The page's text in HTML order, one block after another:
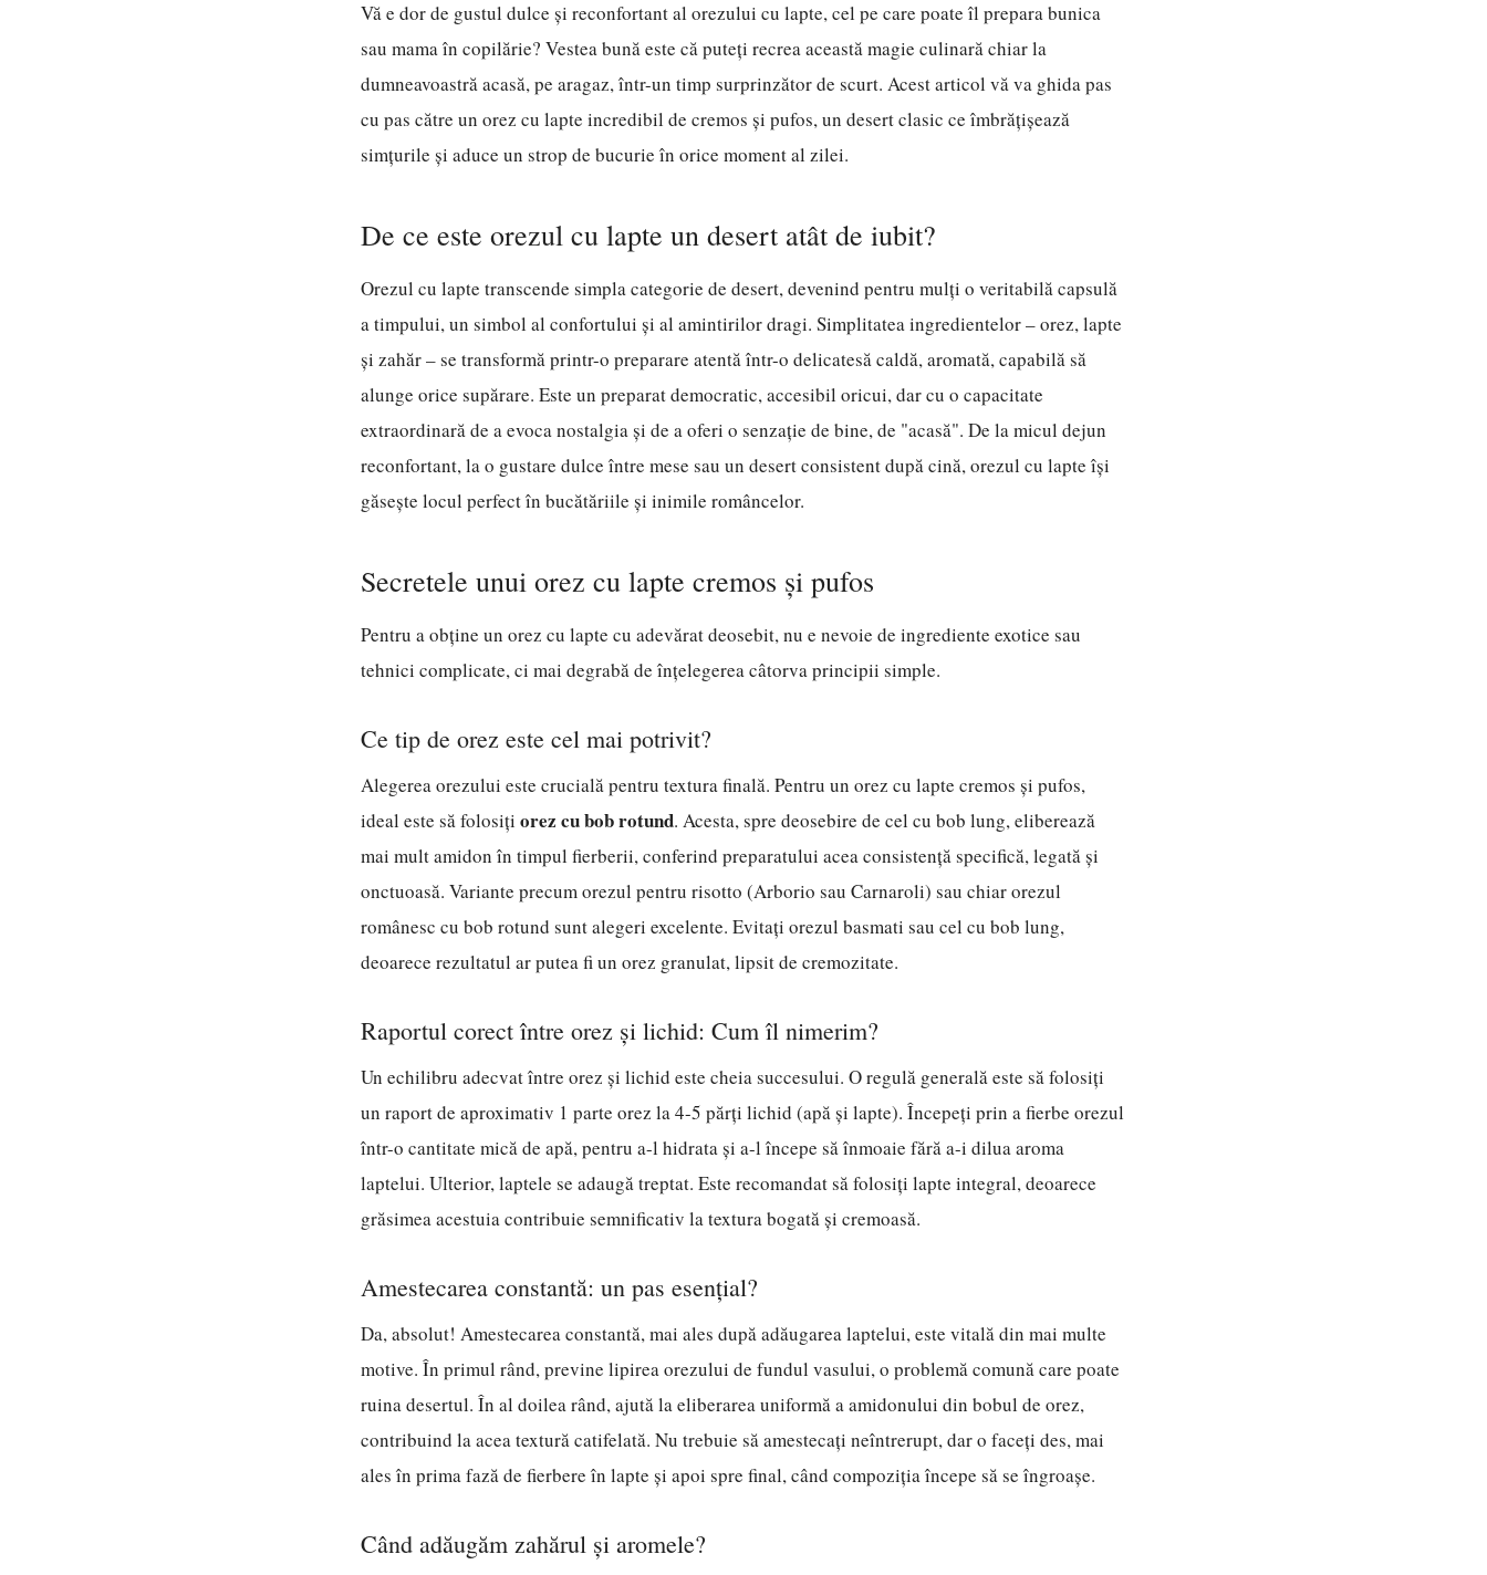
Vă e dor de gustul dulce și reconfortant al orezului cu lapte, cel pe care poate îl prepara bunica
sau mama în copilărie? Vestea bună este că puteți recrea această magie culinară chiar la
dumneavoastră acasă, pe aragaz, într-un timp surprinzător de scurt. Acest articol vă va ghida pas
cu pas către un orez cu lapte incredibil de cremos și pufos, un desert clasic ce îmbrățișează
simțurile și aduce un strop de bucurie în orice moment al zilei.
De ce este orezul cu lapte un desert atât de iubit?
Orezul cu lapte transcende simpla categorie de desert, devenind pentru mulți o veritabilă capsulă
a timpului, un simbol al confortului și al amintirilor dragi. Simplitatea ingredientelor – orez, lapte
și zahăr – se transformă printr-o preparare atentă într-o delicatesă caldă, aromată, capabilă să
alunge orice supărare. Este un preparat democratic, accesibil oricui, dar cu o capacitate
extraordinară de a evoca nostalgia și de a oferi o senzație de bine, de "acasă". De la micul dejun
reconfortant, la o gustare dulce între mese sau un desert consistent după cină, orezul cu lapte își
găsește locul perfect în bucătăriile și inimile româncelor.
Secretele unui orez cu lapte cremos și pufos
Pentru a obține un orez cu lapte cu adevărat deosebit, nu e nevoie de ingrediente exotice sau
tehnici complicate, ci mai degrabă de înțelegerea câtorva principii simple.
Ce tip de orez este cel mai potrivit?
Alegerea orezului este crucială pentru textura finală. Pentru un orez cu lapte cremos și pufos,
ideal este să folosiți orez cu bob rotund. Acesta, spre deosebire de cel cu bob lung, eliberează
mai mult amidon în timpul fierberii, conferind preparatului acea consistență specifică, legată și
onctuoasă. Variante precum orezul pentru risotto (Arborio sau Carnaroli) sau chiar orezul
românesc cu bob rotund sunt alegeri excelente. Evitați orezul basmati sau cel cu bob lung,
deoarece rezultatul ar putea fi un orez granulat, lipsit de cremozitate.
Raportul corect între orez și lichid: Cum îl nimerim?
Un echilibru adecvat între orez și lichid este cheia succesului. O regulă generală este să folosiți
un raport de aproximativ 1 parte orez la 4-5 părți lichid (apă și lapte). Începeți prin a fierbe orezul
într-o cantitate mică de apă, pentru a-l hidrata și a-l începe să înmoaie fără a-i dilua aroma
laptelui. Ulterior, laptele se adaugă treptat. Este recomandat să folosiți lapte integral, deoarece
grăsimea acestuia contribuie semnificativ la textura bogată și cremoasă.
Amestecarea constantă: un pas esențial?
Da, absolut! Amestecarea constantă, mai ales după adăugarea laptelui, este vitală din mai multe
motive. În primul rând, previne lipirea orezului de fundul vasului, o problemă comună care poate
ruina desertul. În al doilea rând, ajută la eliberarea uniformă a amidonului din bobul de orez,
contribuind la acea textură catifelată. Nu trebuie să amestecați neîntrerupt, dar o faceți des, mai
ales în prima fază de fierbere în lapte și apoi spre final, când compoziția începe să se îngroașe.
Când adăugăm zahărul și aromele?